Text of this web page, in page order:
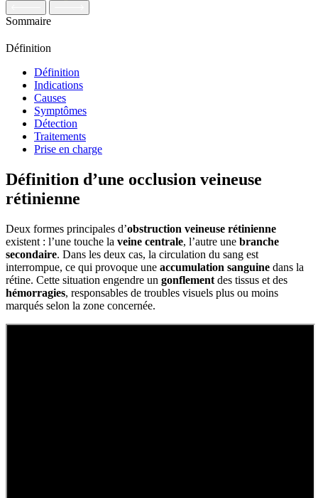
Sommaire
Définition
Définition
Indications
Causes
Symptômes
Détection
Traitements
Prise en charge
Définition d’une occlusion veineuse
rétinienne
Deux formes principales d’obstruction veineuse rétinienne
existent : l’une touche la veine centrale, l’autre une branche
secondaire. Dans les deux cas, la circulation du sang est
interrompue, ce qui provoque une accumulation sanguine dans la
rétine. Cette situation engendre un gonflement des tissus et des
hémorragies, responsables de troubles visuels plus ou moins
marqués selon la zone concernée.